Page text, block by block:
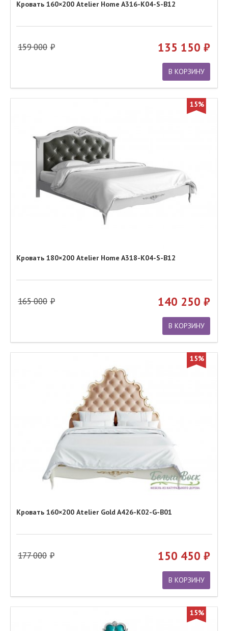
Кровать 160×200 Atelier Home A316-K04-S-B12
159 000 135 150
В КОРЗИНУ
15%
Кровать 180×200 Atelier Home A318-K04-S-B12
165 000 140 250
В КОРЗИНУ
15%
Кровать 160×200 Atelier Gold A426-K02-G-B01
177 000 150 450
В КОРЗИНУ
15%